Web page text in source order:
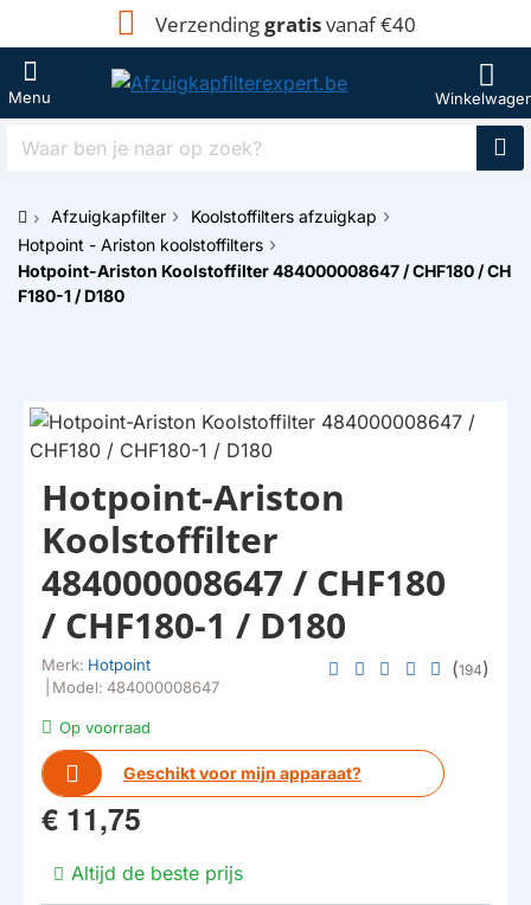
Verzendinggratisvanaf €40
Waar
naar
op
zoek?
h
o
m
Afzuigkapfilter
Koolstoffilters afzuigkap
Hotpoint - Ariston koolstoffilters
Hotpoint-Ariston Koolstoffilter 484000008647 / CHF180 / CH
F180-1 / D180
Op voorraad
Geschikt voor mijn apparaat?
Hotpoint-Ariston
Koolstoffilter
484000008647 / CHF180
/ CHF180-1 / D180
Merk: Hotpoint
Model: 484000008647
(194)
€ 11,75
Altijd de beste prijs